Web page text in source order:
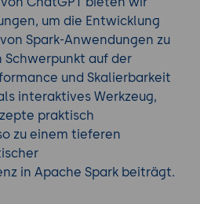
um die Entwicklung
Spark-Anwendungen zu
auf der
und Skalierbarkeit
interaktives Werkzeug,
praktisch
zu einem tieferen
in Apache Spark beiträgt.